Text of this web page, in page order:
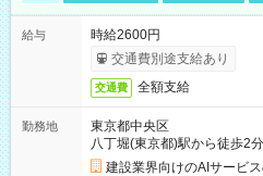
給与
時給2600円
交通費別途支給あり
交通費 全額支給
勤務地
東京都中央区
八丁堀(東京都)駅から徒歩2分
建設業界向けのAIサービ